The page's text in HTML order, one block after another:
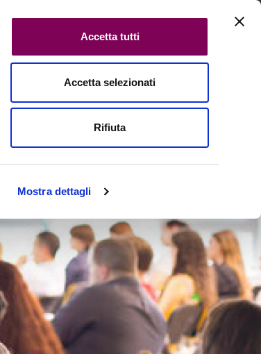
Mostra dettagli
Accetta tutti
Accetta selezionati
Rifiuta
Cerca in tutte le pagine